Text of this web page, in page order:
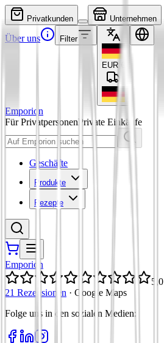
Privatkunden Unternehmen
Über uns Filter
EUR
Emporion
Für PrivatpersonenPrivate Einkäufe
Geschäfte
Produkte
Rezepte
Emporion
5,0
21 Rezensionen · Google Maps
Folge uns in den sozialen Medien: